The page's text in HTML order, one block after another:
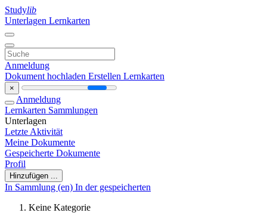
Studylib
Unterlagen Lernkarten
Anmeldung
Dokument hochladen Erstellen Lernkarten
×
Anmeldung
Lernkarten Sammlungen
Unterlagen
Letzte Aktivität
Meine Dokumente
Gespeicherte Dokumente
Profil
Hinzufügen ...
In Sammlung (en) In der gespeicherten
Keine Kategorie